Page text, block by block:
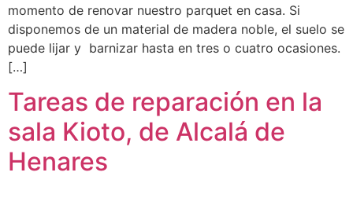
momento de renovar nuestro parquet en casa. Si
disponemos de un material de madera noble, el suelo se
puede lijar y barnizar hasta en tres o cuatro ocasiones.
[…]
Tareas de reparación en la
sala Kioto, de Alcalá de
Henares